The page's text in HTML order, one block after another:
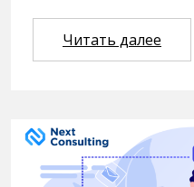
Читать далее